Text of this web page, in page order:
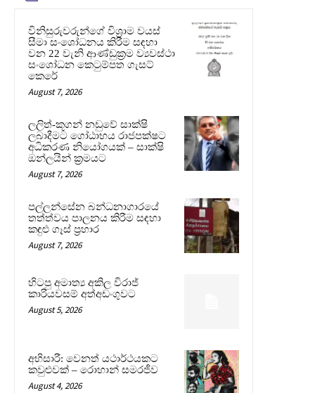
විනිසුරුවරුන්ගේ විශ්‍රාම වයස්
සීමා සංශෝධනය කිරීම සඳහා
වන 22 වැනි ආණ්ඩුක්‍රම ව්‍යවස්ථා
සංශෝධන කෙටුම්පත ගැසට්
කෙරේ
August 7, 2026
ලලිත්-කූගන් නඩුවේ සාක්ෂි
ලබාදීමට ගෝඨාභය රාජපක්ෂට
අධිකරණ නියෝගයක් – සාක්ෂි
ඔන්ලයින් ක්‍රමයට
August 7, 2026
පල්ලන්සේන බන්ධනාගාරයේ
තත්ත්වය පාලනය කිරීම සඳහා
කඳුළු ගෑස් ප්‍රහාර
August 7, 2026
හිටපු අමාත්‍ය අකිල විරාජ්
කාරියවසම් අත්අඩංගුවට
August 5, 2026
අභිසාරී: වෙනත් යථාර්ථයකට
කවුළුවක් – රොහාන් සමරජීව
August 4, 2026